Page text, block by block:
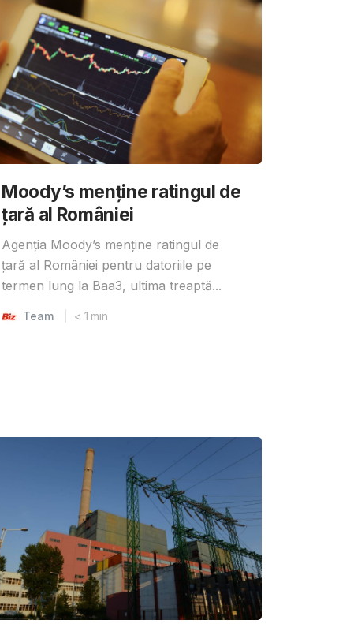
Moody’s menține ratingul de
țară al României
Agenția Moody’s menține ratingul de
țară al României pentru datoriile pe
termen lung la Baa3, ultima treaptă...
Team < 1 min